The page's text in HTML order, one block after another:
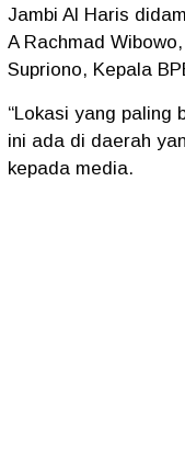
Jambi Al Haris
A Rachmad
Supriono, Kepala
“Lokasi yang paling
ini ada di daerah
kepada media.